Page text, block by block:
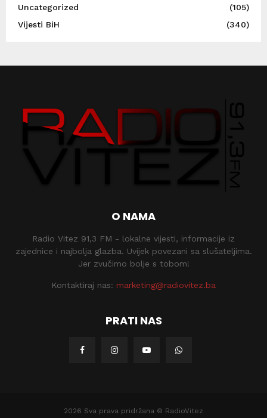
Uncategorized
(105)
Vijesti BiH
(340)
O NAMA
Radio Vitez 91,3 FM - lokalne vijesti, informacije iz
zajednice i najbolja glazba. Uvijek povezani sa slušateljima.
Jer zvučimo bolje s tobom!
Kontaktiraj nas: marketing@radiovitez.ba
PRATI NAS
2026 Sva prava pridržana © RadioVitez